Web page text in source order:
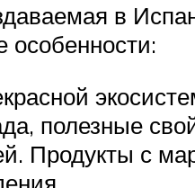
в
особенности:
полезные
Продукты с